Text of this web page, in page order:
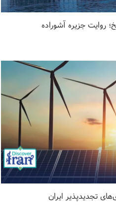
روایت جزیره آشوراده
تجدیدپذیر ایران